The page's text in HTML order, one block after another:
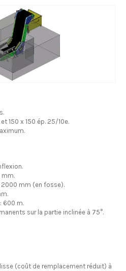
150 x 150 ép. 25/10e.
mm.
2000 mm (en fosse).
600 m.
sur la partie inclinée à 75°.
(coût de remplacement réduit) à